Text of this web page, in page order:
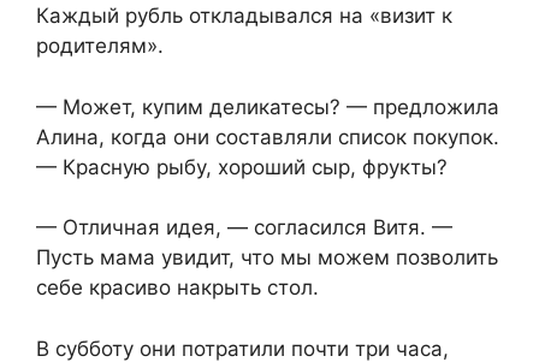
Каждый рубль откладывался на «визит к
родителям».
— Может, купим деликатесы? — предложила
Алина, когда они составляли список покупок.
— Красную рыбу, хороший сыр, фрукты?
— Отличная идея, — согласился Витя. —
Пусть мама увидит, что мы можем позволить
себе красиво накрыть стол.
В субботу они потратили почти три часа,